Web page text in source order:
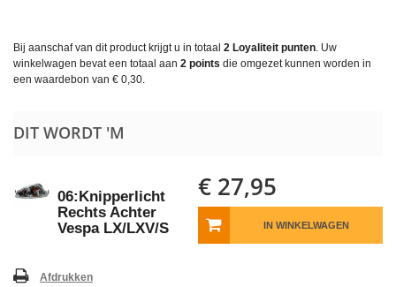
Bij aanschaf van dit product krijgt u in totaal 2 Loyaliteit punten. Uw
winkelwagen bevat een totaal aan 2 points die omgezet kunnen worden in
een waardebon van € 0,30.
DIT WORDT 'M
06:Knipperlicht
Rechts Achter
Vespa LX/LXV/S
€ 27,95
IN WINKELWAGEN
Afdrukken